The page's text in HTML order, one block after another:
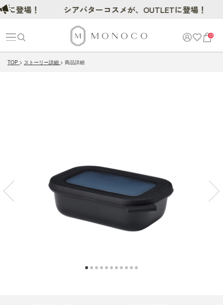
0
TOP ストーリー詳細 商品詳細
！ シアバターコスメが、OUTLETに登場！